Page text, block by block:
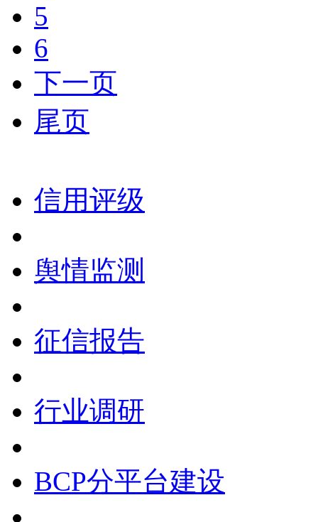
5
6
下一页
尾页
信用评级
舆情监测
征信报告
行业调研
BCP分平台建设